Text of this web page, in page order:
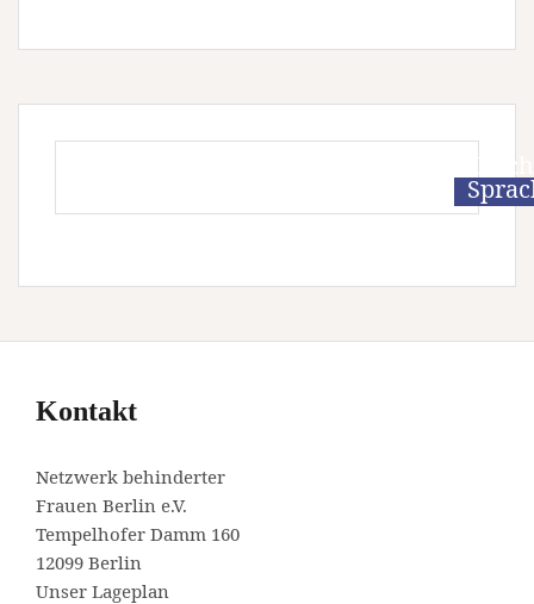
Kontakt
Netzwerk behinderter
Frauen Berlin e.V.
Tempelhofer Damm 160
12099 Berlin
Unser Lageplan